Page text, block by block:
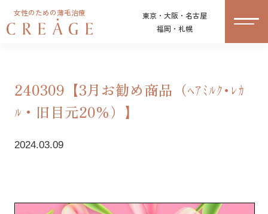
女性のための薄毛治療
東京・大阪・名古屋
福岡・札幌
240309【3月お勧め商品（ﾍｱﾐﾙｸ･ﾚｶ
ﾙ・旧目元20％）】
2024.03.09